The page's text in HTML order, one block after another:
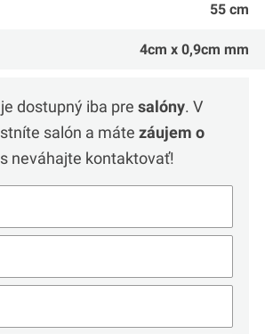
55 cm
4cm x 0,9cm mm
dostupný iba pre salóny. V
salón a máte záujem o
neváhajte kontaktovať!